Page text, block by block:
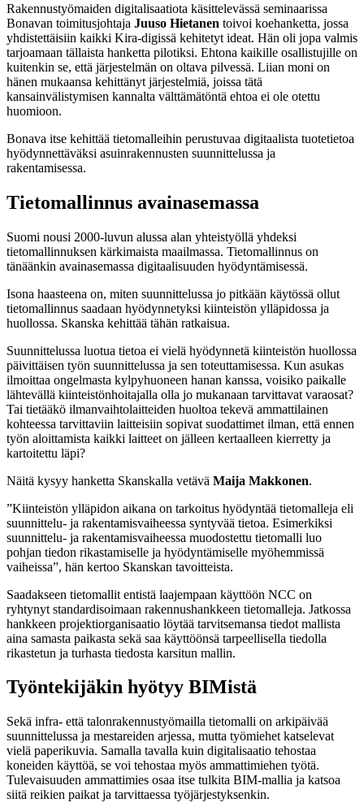
Rakennustyömaiden digitalisaatiota käsittelevässä seminaarissa
Bonavan toimitusjohtaja Juuso Hietanen toivoi koehanketta, jossa
yhdistettäisiin kaikki Kira-digissä kehitetyt ideat. Hän oli jopa valmis
tarjoamaan tällaista hanketta pilotiksi. Ehtona kaikille osallistujille on
kuitenkin se, että järjestelmän on oltava pilvessä. Liian moni on
hänen mukaansa kehittänyt järjestelmiä, joissa tätä
kansainvälistymisen kannalta välttämätöntä ehtoa ei ole otettu
huomioon.
Bonava itse kehittää tietomalleihin perustuvaa digitaalista tuotetietoa
hyödynnettäväksi asuinrakennusten suunnittelussa ja
rakentamisessa.
Tietomallinnus avainasemassa
Suomi nousi 2000-luvun alussa alan yhteistyöllä yhdeksi
tietomallinnuksen kärkimaista maailmassa. Tietomallinnus on
tänäänkin avainasemassa digitaalisuuden hyödyntämisessä.
Isona haasteena on, miten suunnittelussa jo pitkään käytössä ollut
tietomallinnus saadaan hyödynnetyksi kiinteistön ylläpidossa ja
huollossa. Skanska kehittää tähän ratkaisua.
Suunnittelussa luotua tietoa ei vielä hyödynnetä kiinteistön huollossa
päivittäisen työn suunnittelussa ja sen toteuttamisessa. Kun asukas
ilmoittaa ongelmasta kylpyhuoneen hanan kanssa, voisiko paikalle
lähtevällä kiinteistönhoitajalla olla jo mukanaan tarvittavat varaosat?
Tai tietääkö ilmanvaihtolaitteiden huoltoa tekevä ammattilainen
kohteessa tarvittaviin laitteisiin sopivat suodattimet ilman, että ennen
työn aloittamista kaikki laitteet on jälleen kertaalleen kierretty ja
kartoitettu läpi?
Näitä kysyy hanketta Skanskalla vetävä Maija Makkonen.
”Kiinteistön ylläpidon aikana on tarkoitus hyödyntää tietomalleja eli
suunnittelu- ja rakentamisvaiheessa syntyvää tietoa. Esimerkiksi
suunnittelu- ja rakentamisvaiheessa muodostettu tietomalli luo
pohjan tiedon rikastamiselle ja hyödyntämiselle myöhemmissä
vaiheissa”, hän kertoo Skanskan tavoitteista.
Saadakseen tietomallit entistä laajempaan käyttöön NCC on
ryhtynyt standardisoimaan rakennushankkeen tietomalleja. Jatkossa
hankkeen projektiorganisaatio löytää tarvitsemansa tiedot mallista
aina samasta paikasta sekä saa käyttöönsä tarpeellisella tiedolla
rikastetun ja turhasta tiedosta karsitun mallin.
Työntekijäkin hyötyy BIMistä
Sekä infra- että talonrakennustyömailla tietomalli on arkipäivää
suunnittelussa ja mestareiden arjessa, mutta työmiehet katselevat
vielä paperikuvia. Samalla tavalla kuin digitalisaatio tehostaa
koneiden käyttöä, se voi tehostaa myös ammattimiehen työtä.
Tulevaisuuden ammattimies osaa itse tulkita BIM-mallia ja katsoa
siitä reikien paikat ja tarvittaessa työjärjestyksenkin.